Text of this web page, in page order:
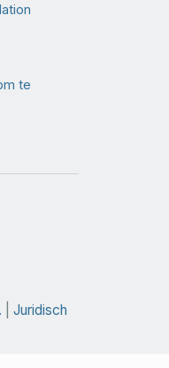
te
Juridisch